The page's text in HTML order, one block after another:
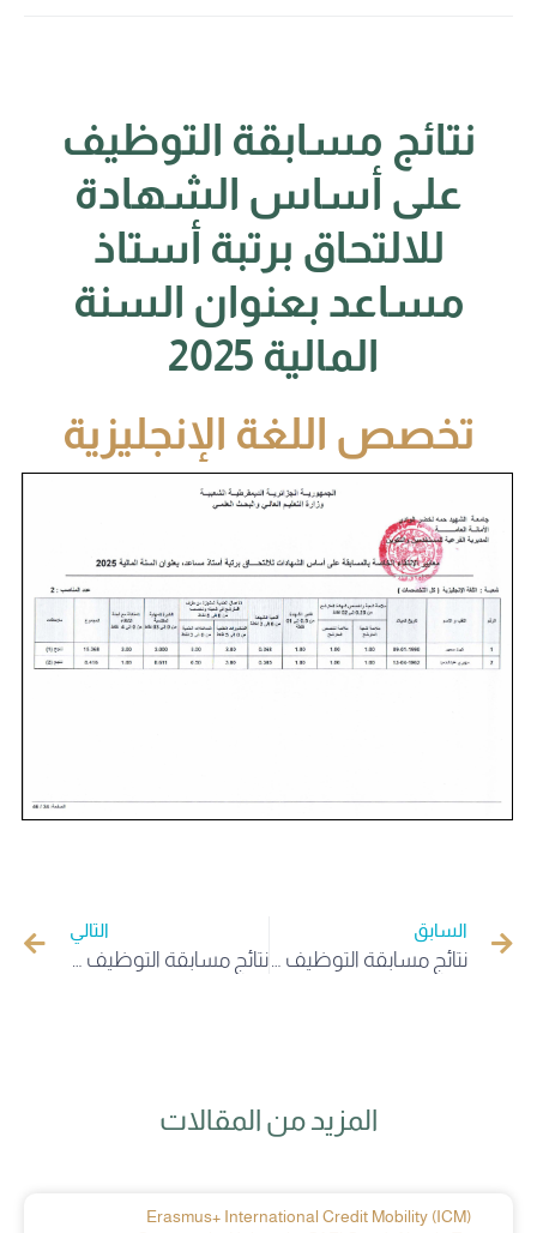
نتائج مسابقة التوظيف
على أساس الشهادة
للالتحاق برتبة أستاذ
مساعد بعنوان السنة
المالية 2025
تخصص اللغة الإنجليزية
السابق
نتائج مسابقة التوظيف على أساس الشهادة للالتحاق برتبة أستاذ مساعد بعنوان السنة المالية 2025 تخصص العلـــــوم البيولوجيــــــة
التالي
نتائج مسابقة التوظيف على أساس الشهادة للالتحاق برتبة أستاذ مساعد بعنوان السنة المالية 2025 تخصص التاريـــــــــــخ
المزيد من المقالات
Erasmus+ International Credit Mobility (ICM)